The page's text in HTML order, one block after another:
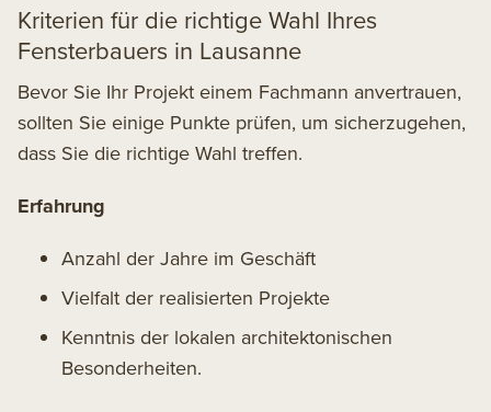
Kriterien für die richtige Wahl Ihres
Fensterbauers in Lausanne
Bevor Sie Ihr Projekt einem Fachmann anvertrauen,
sollten Sie einige Punkte prüfen, um sicherzugehen,
dass Sie die richtige Wahl treffen.
Erfahrung
Anzahl der Jahre im Geschäft
Vielfalt der realisierten Projekte
Kenntnis der lokalen architektonischen
Besonderheiten.